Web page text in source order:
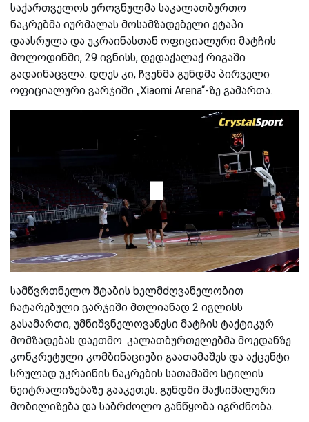
საქართველოს ეროვნულმა საკალათბურთო
ნაკრებმა იურმალას მოსამზადებელი ეტაპი
დაასრულა და უკრაინასთან ოფიციალური მატჩის
მოლოდინში, 29 ივნისს, დედაქალაქ რიგაში
გადაინაცვლა. დღეს კი, ჩვენმა გუნდმა პირველი
ოფიციალური ვარჯიში „Xiaomi Arena“-ზე გამართა.
სამწვრთნელო შტაბის ხელმძღვანელობით
ჩატარებული ვარჯიში მთლიანად 2 ივლისს
გასამართი, უმნიშვნელოვანესი მატჩის ტაქტიკურ
მომზადებას დაეთმო. კალათბურთელებმა მოედანზე
კონკრეტული კომბინაციები გაათამაშეს და აქცენტი
სრულად უკრაინის ნაკრების სათამაშო სტილის
ნეიტრალიზებაზე გააკეთეს. გუნდში მაქსიმალური
მობილიზება და საბრძოლო განწყობა იგრძნობა.